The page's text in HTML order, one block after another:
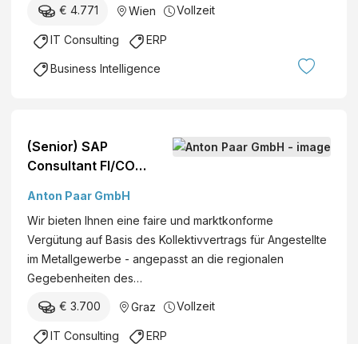
€ 4.771 Wien Vollzeit
IT Consulting ERP
Business Intelligence
(Senior) SAP
Consultant FI/CO
Stunden)
Anton Paar GmbH
Wir bieten Ihnen eine faire und marktkonforme
Vergütung auf Basis des Kollektivvertrags für Angestellte
im Metallgewerbe - angepasst an die regionalen
Gegebenheiten des…
€ 3.700 Graz Vollzeit
IT Consulting ERP